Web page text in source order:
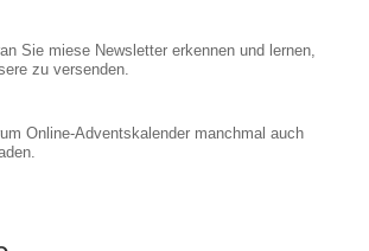
Sie miese Newsletter erkennen und lernen,
zu versenden.
Online-Adventskalender manchmal auch